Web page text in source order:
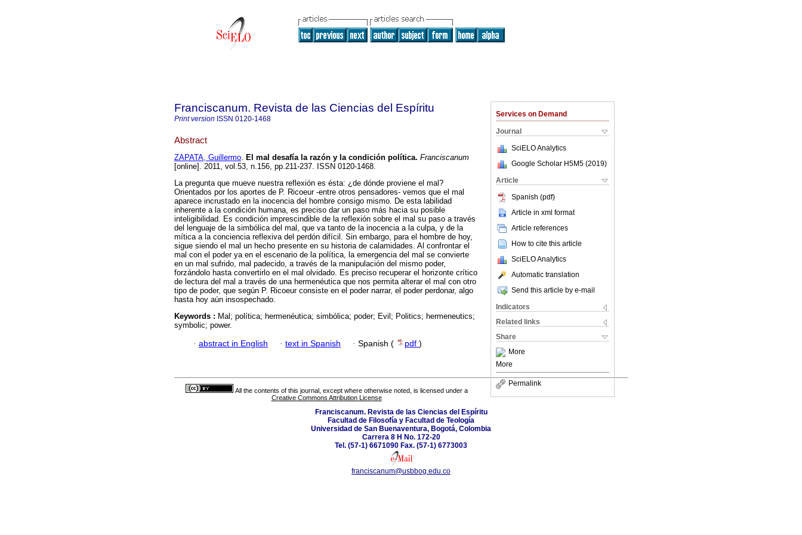
Services on Demand
Journal
SciELO Analytics
Google Scholar H5M5 (2019)
Article
Spanish (pdf)
Article in xml format
Article references
How to cite this article
SciELO Analytics
Automatic translation
Send this article by e-mail
Indicators
Related links
Share
More
More
Permalink
Franciscanum. Revista de las Ciencias del Espíritu
Print version ISSN 0120-1468
Abstract
ZAPATA, Guillermo. El mal desafía la razón y la condición política. Franciscanum
[online]. 2011, vol.53, n.156, pp.211-237. ISSN 0120-1468.
La pregunta que mueve nuestra reflexión es ésta: ¿de dónde proviene el mal?
Orientados por los aportes de P. Ricoeur -entre otros pensadores- vemos que el mal
aparece incrustado en la inocencia del hombre consigo mismo. De esta labilidad
inherente a la condición humana, es preciso dar un paso más hacia su posible
inteligibilidad. Es condición imprescindible de la reflexión sobre el mal su paso a través
del lenguaje de la simbólica del mal, que va tanto de la inocencia a la culpa, y de la
mítica a la conciencia reflexiva del perdón difícil. Sin embargo, para el hombre de hoy,
sigue siendo el mal un hecho presente en su historia de calamidades. Al confrontar el
mal con el poder ya en el escenario de la política, la emergencia del mal se convierte
en un mal sufrido, mal padecido, a través de la manipulación del mismo poder,
forzándolo hasta convertirlo en el mal olvidado. Es preciso recuperar el horizonte crítico
de lectura del mal a través de una hermenéutica que nos permita alterar el mal con otro
tipo de poder, que según P. Ricoeur consiste en el poder narrar, el poder perdonar, algo
hasta hoy aún insospechado.
Keywords : Mal; política; hermenéutica; simbólica; poder; Evil; Politics; hermeneutics;
symbolic; power.
· abstract in English · text in Spanish · Spanish ( pdf )
All the contents of this journal, except where otherwise noted, is licensed under a
Creative Commons Attribution License
Franciscanum. Revista de las Ciencias del Espíritu
Facultad de Filosofía y Facultad de Teología
Universidad de San Buenaventura, Bogotá, Colombia
Carrera 8 H No. 172-20
Tel. (57-1) 6671090 Fax. (57-1) 6773003
franciscanum@usbbog.edu.co